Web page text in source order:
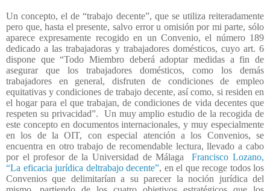
Un concepto, el de “trabajo decente”, que se utiliza reiteradamente
pero que, hasta el presente, salvo error u omisión por mi parte, sólo
aparece expresamente recogido en un Convenio, el número 189
dedicado a las trabajadoras y trabajadores domésticos, cuyo art. 6
dispone que “Todo Miembro deberá adoptar medidas a fin de
asegurar que los trabajadores domésticos, como los demás
trabajadores en general, disfruten de condiciones de empleo
equitativas y condiciones de trabajo decente, así como, si residen en
el hogar para el que trabajan, de condiciones de vida decentes que
respeten su privacidad”.
Un muy amplio estudio de la recogida de
este concepto en documentos internacionales, y muy especialmente
en los de la OIT, con especial atención a los Convenios, se
encuentra en otro trabajo de recomendable lectura, llevado a cabo
por el profesor de la Universidad de Málaga
Francisco Lozano,
“La eficacia jurídica deltrabajo decente”, en el que recoge todos los
Convenios que delimitarían a su parecer la noción jurídica del